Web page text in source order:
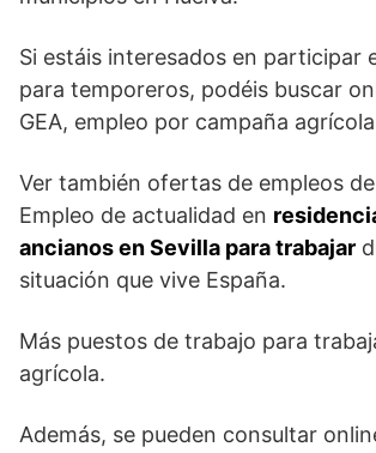
Si estáis interesados en participar
para temporeros, podéis buscar
GEA, empleo por campaña
Ver también ofertas de empleos
Empleo de actualidad en
ancianos en Sevilla para trabajar
situación que vive España.
Más puestos de trabajo para
agrícola.
Además, se pueden consultar